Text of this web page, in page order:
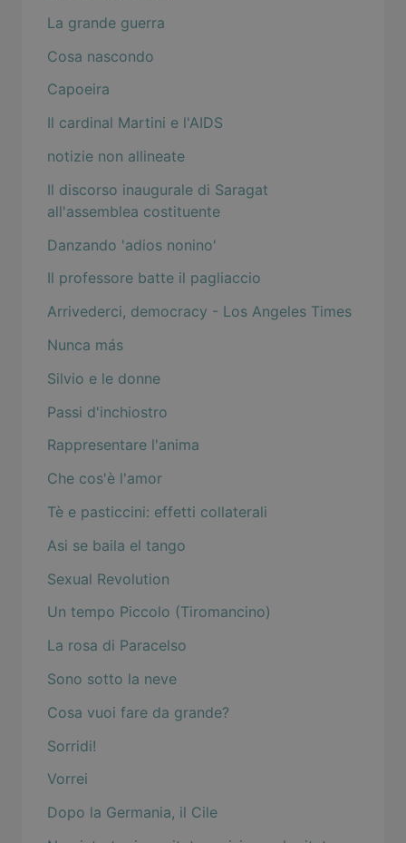
La grande guerra
Cosa nascondo
Capoeira
Il cardinal Martini e l'AIDS
notizie non allineate
Il discorso inaugurale di Saragat
all'assemblea costituente
Danzando 'adios nonino'
Il professore batte il pagliaccio
Arrivederci, democracy - Los Angeles Times
Nunca más
Silvio e le donne
Passi d'inchiostro
Rappresentare l'anima
Che cos'è l'amor
Tè e pasticcini: effetti collaterali
Asi se baila el tango
Sexual Revolution
Un tempo Piccolo (Tiromancino)
La rosa di Paracelso
Sono sotto la neve
Cosa vuoi fare da grande?
Sorridi!
Vorrei
Dopo la Germania, il Cile